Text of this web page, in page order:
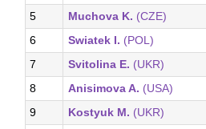
5
Muchova K. (CZE)
6
Swiatek I. (POL)
7
Svitolina E. (UKR)
8
Anisimova A. (USA)
9
Kostyuk M. (UKR)